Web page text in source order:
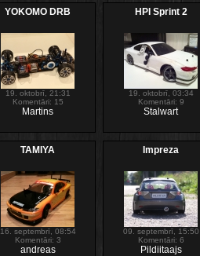
YOKOMO DRB
19. oktobrī, 21:31
Komentāri: 15
Martins
HPI Sprint 2
19. oktobrī, 03:34
Komentāri: 9
Stalwart
TAMIYA
16. septembrī, 08:54
Komentāri: 3
andreas
Impreza
09. septembrī, 15:50
Komentāri: 6
Pildiitaajs